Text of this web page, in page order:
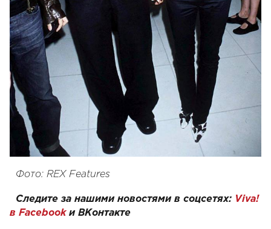
Фото: REX Features
Следите за нашими новостями в соцсетях: Viva!
в Facebookи ВКонтакте